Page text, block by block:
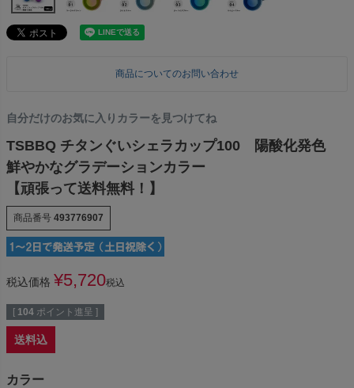
商品についてのお問い合わせ
自分だけのお気に入りカラーを見つけてね
TSBBQ チタンぐいシェラカップ100 陽酸化発色
鮮やかなグラデーションカラー
【頑張って送料無料！】
商品番号 493776907
税込価格 ¥5,720税込
[ 104 ポイント進呈 ]
送料込
カラー